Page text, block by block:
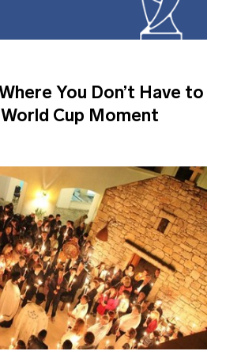
You Don’t Have to
Cup Moment